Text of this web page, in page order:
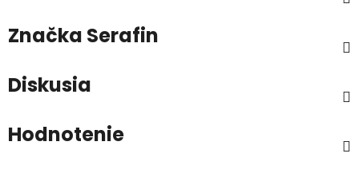
Značka Serafin
Diskusia
Hodnotenie